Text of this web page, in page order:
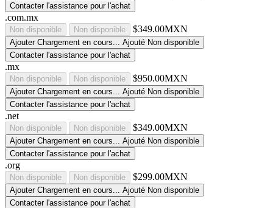
Contacter l'assistance pour l'achat
.com.mx
Non disponible Non disponible $349.00MXN
Ajouter Chargement en cours... Ajouté Non disponible
Contacter l'assistance pour l'achat
.mx
Non disponible Non disponible $950.00MXN
Ajouter Chargement en cours... Ajouté Non disponible
Contacter l'assistance pour l'achat
.net
Non disponible Non disponible $349.00MXN
Ajouter Chargement en cours... Ajouté Non disponible
Contacter l'assistance pour l'achat
.org
Non disponible Non disponible $299.00MXN
Ajouter Chargement en cours... Ajouté Non disponible
Contacter l'assistance pour l'achat